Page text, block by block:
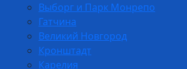
Выборг и Парк Монрепо
Гатчина
Великий Новгород
Кронштадт
Карелия